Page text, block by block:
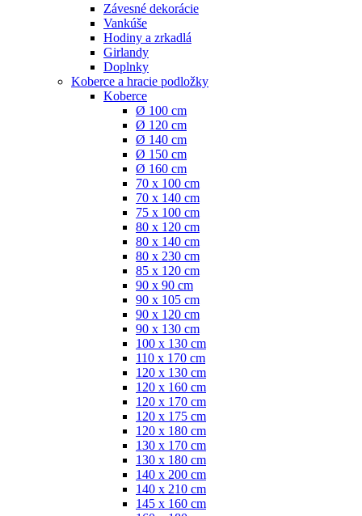
Závesné dekorácie
Vankúše
Hodiny a zrkadlá
Girlandy
Doplnky
Koberce a hracie podložky
Koberce
Ø 100 cm
Ø 120 cm
Ø 140 cm
Ø 150 cm
Ø 160 cm
70 x 100 cm
70 x 140 cm
75 x 100 cm
80 x 120 cm
80 x 140 cm
80 x 230 cm
85 x 120 cm
90 x 90 cm
90 x 105 cm
90 x 120 cm
90 x 130 cm
100 x 130 cm
110 x 170 cm
120 x 130 cm
120 x 160 cm
120 x 170 cm
120 x 175 cm
120 x 180 cm
130 x 170 cm
130 x 180 cm
140 x 200 cm
140 x 210 cm
145 x 160 cm